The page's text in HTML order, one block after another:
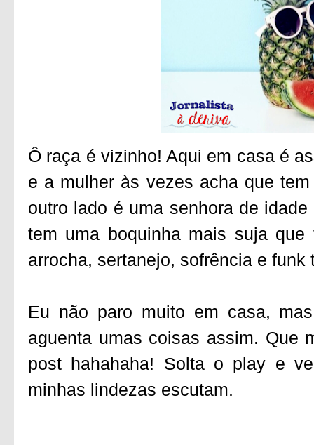
Ô raça é vizinho! Aqui em casa é
e a mulher às vezes acha que
outro lado é uma senhora de
tem uma boquinha mais suja
arrocha, sertanejo, sofrência e funk
Eu não paro muito em casa,
aguenta umas coisas assim. Que
post hahahaha! Solta o play e
minhas lindezas escutam.